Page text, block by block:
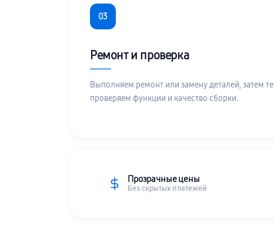
03
Ремонт и проверка
Выполняем ремонт или замену деталей, затем
проверяем функции и качество сборки.
Прозрачные цены
Без скрытых платежей